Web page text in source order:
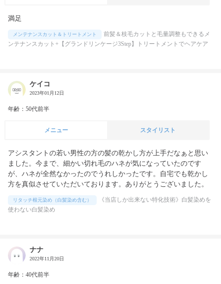
満足
メンテナンスカット＆トリートメント
前髪＆枝毛カットと毛量調整もできるメ
ンテナンスカット+【グランドリンケージ3Step】トリートメントでヘアケア
ケイコ
2023年01月12日
年齢：50代前半
メニュー スタイリスト
アシスタントの若い男性の方の髪の乾かし方が上手だなぁと思い
ました。今まで、細かい切れ毛のハネが気になっていたのです
が、ハネが全然なかったのでうれしかったです。自宅でも乾かし
方を真似させていただいております。ありがとうございました。
リタッチ根元染め（白髪染め含む）
《当店しか出来ない特化技術》白髪染めを
使わない白髪染め
ナナ
2022年11月20日
年齢：40代前半